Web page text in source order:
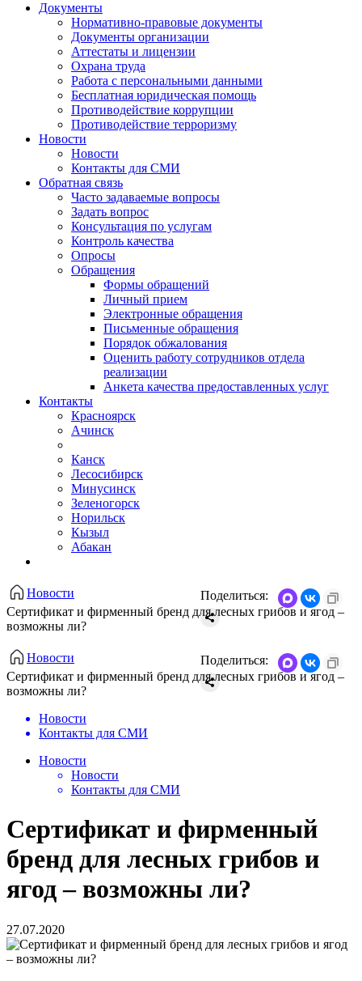
Документы
Нормативно-правовые документы
Документы организации
Аттестаты и лицензии
Охрана труда
Работа с персональными данными
Бесплатная юридическая помощь
Противодействие коррупции
Противодействие терроризму
Новости
Новости
Контакты для СМИ
Обратная связь
Часто задаваемые вопросы
Задать вопрос
Консультация по услугам
Контроль качества
Опросы
Обращения
Формы обращений
Личный прием
Электронные обращения
Письменные обращения
Порядок обжалования
Оценить работу сотрудников отдела
реализации
Анкета качества предоставленных услуг
Контакты
Красноярск
Ачинск
Канск
Лесосибирск
Минусинск
Зеленогорск
Норильск
Кызыл
Абакан
Новости
​Сертификат и фирменный бренд для лесных грибов и ягод –
возможны ли?
Поделиться:
Новости
​Сертификат и фирменный бренд для лесных грибов и ягод –
возможны ли?
Поделиться:
Новости
Контакты для СМИ
Новости
Новости
Контакты для СМИ
​Сертификат и фирменный
бренд для лесных грибов и
ягод – возможны ли?
27.07.2020